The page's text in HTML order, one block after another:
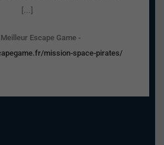
[...]
Escape Game-
mission-space-pirates/